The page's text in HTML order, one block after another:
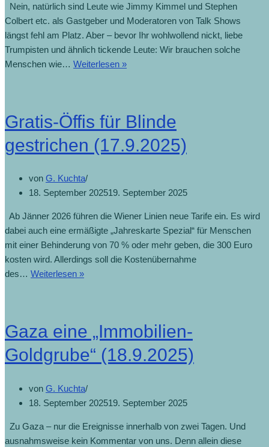
Nein, natürlich sind Leute wie Jimmy Kimmel und Stephen
Colbert etc. als Gastgeber und Moderatoren von Talk Shows
längst fehl am Platz. Aber – bevor Ihr wohlwollend nickt, liebe
Trumpisten und ähnlich tickende Leute: Wir brauchen solche
Menschen wie… Weiterlesen »
Gratis-Öffis für Blinde
gestrichen (17.9.2025)
von G. Kuchta
18. September 202519. September 2025
Ab Jänner 2026 führen die Wiener Linien neue Tarife ein. Es wird
dabei auch eine ermäßigte „Jahreskarte Spezial“ für Menschen
mit einer Behinderung von 70 % oder mehr geben, die 300 Euro
kosten wird. Allerdings soll die Kostenübernahme
des… Weiterlesen »
Gaza eine „Immobilien-
Goldgrube“ (18.9.2025)
von G. Kuchta
18. September 202519. September 2025
Zu Gaza – nur die Ereignisse innerhalb von zwei Tagen. Und
ausnahmsweise kein Kommentar von uns. Denn allein diese